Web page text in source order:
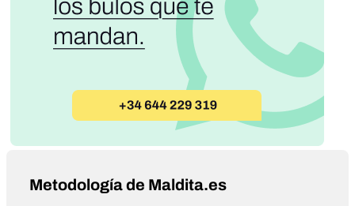
Metodología de Maldita.es